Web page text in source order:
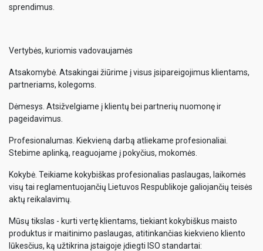
sprendimus.
Vertybės, kuriomis vadovaujamės
Atsakomybė. Atsakingai žiūrime į visus įsipareigojimus klientams,
partneriams, kolegoms.
Dėmesys. Atsižvelgiame į klientų bei partnerių nuomonę ir
pageidavimus.
Profesionalumas. Kiekvieną darbą atliekame profesionaliai.
Stebime aplinką, reaguojame į pokyčius, mokomės.
Kokybė. Teikiame kokybiškas profesionalias paslaugas, laikomės
visų tai reglamentuojančių Lietuvos Respublikoje galiojančių teisės
aktų reikalavimų.
Mūsų tikslas - kurti vertę klientams, tiekiant kokybiškus maisto
produktus ir maitinimo paslaugas, atitinkančias kiekvieno kliento
lūkesčius, ką užtikrina įstaigoje įdiegti ISO standartai: